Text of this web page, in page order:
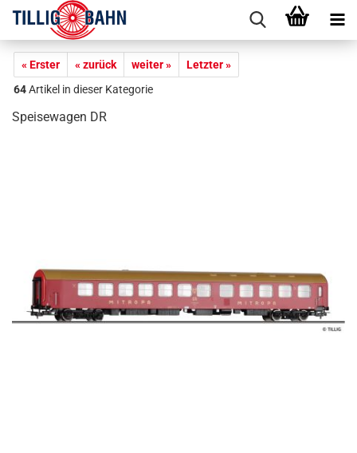
« Erster « zurück weiter »
Letzter »
64Artikel in dieser Kategorie
Speisewagen DR